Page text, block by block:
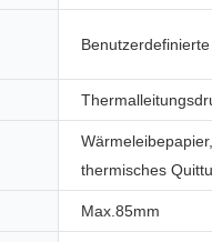
Wärmeleibepapier,
thermisches
Max.85mm